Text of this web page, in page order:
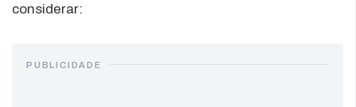
considerar:
PUBLICIDADE